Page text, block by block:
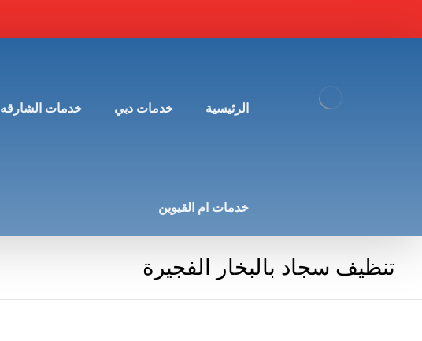
الرئيسية خدمات دبي خدمات الشارقه
خدمات ام القيوين
تنظيف سجاد بالبخار الفجيرة